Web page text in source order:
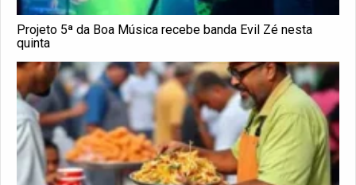
Projeto 5ª da Boa Música recebe banda Evil Zé nesta
quinta